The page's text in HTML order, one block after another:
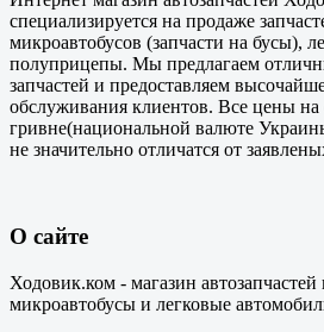
специализируется на продаже
микроавтобусов (запчасти на бусы),
полуприцепы. Мы предлагаем
запчастей и предоставляем
обслуживания клиентов. Все цены на
гривне(национальной валюте
не значительно отличатся от
О сайте
Ходовик.ком - магазин автозапчастей
микроавтобусы и легковые